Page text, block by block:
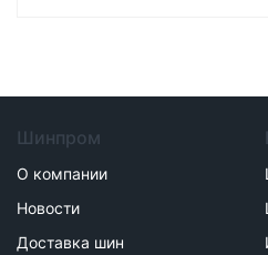
Шинпром
О компании
Новости
Доставка шин